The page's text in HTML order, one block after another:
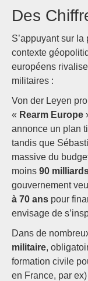
Des
S’appuyant sur
contexte
européens
militaires :
Von der Leyen
« Rearm Europe
annonce un plan
tandis que
massive du
moins 90
gouvernement
à 70 ans pour
envisage de
Dans de
militaire,
formation civile
en France, par